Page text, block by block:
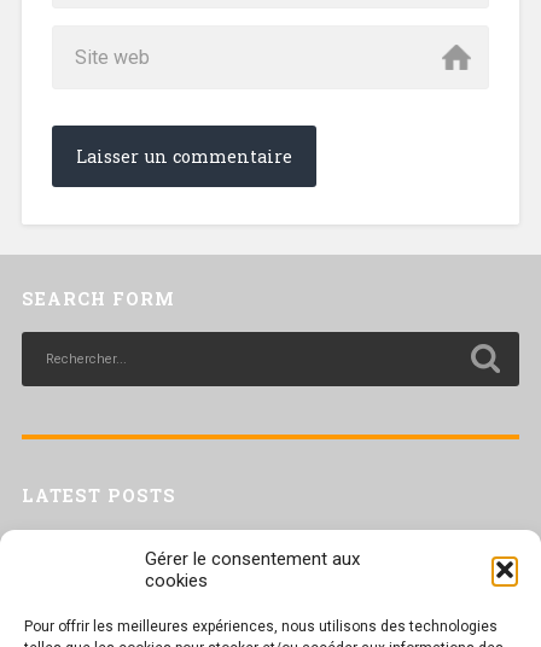
Gérer le consentement aux
cookies
Pour offrir les meilleures expériences, nous utilisons des technologies
SEARCH FORM
LATEST POSTS
Trac confédéral sur les situations de travail par forte chaleur
Séance plénière du CESER du 23 juin 2026